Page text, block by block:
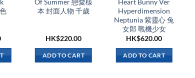
本 封面人物 千歲
HK$220.00
ADD TO CART
Hyperdimension
Neptunia 紫靈心 兔
女郎 戰機少女
HK$620.00
ADD TO CART